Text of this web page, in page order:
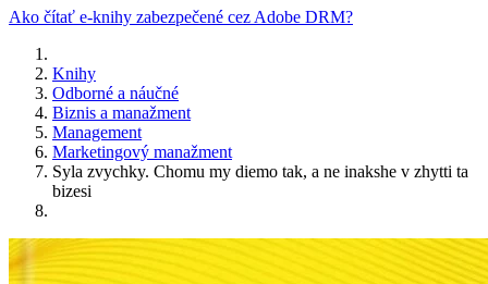
Ako čítať e-knihy zabezpečené cez Adobe DRM?
Knihy
Odborné a náučné
Biznis a manažment
Management
Marketingový manažment
Syla zvychky. Chomu my diemo tak, a ne inakshe v zhytti ta
bizesi